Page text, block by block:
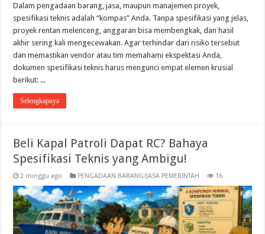
Dalam pengadaan barang, jasa, maupun manajemen proyek,
spesifikasi teknis adalah “kompas” Anda. Tanpa spesifikasi yang jelas,
proyek rentan melenceng, anggaran bisa membengkak, dan hasil
akhir sering kali mengecewakan. Agar terhindar dari risiko tersebut
dan memastikan vendor atau tim memahami ekspektasi Anda,
dokumen spesifikasi teknis harus mengunci empat elemen krusial
berikut: ...
Selengkapnya
Beli Kapal Patroli Dapat RC? Bahaya
Spesifikasi Teknis yang Ambigu!
2 minggu ago PENGADAAN BARANG/JASA PEMERINTAH 16